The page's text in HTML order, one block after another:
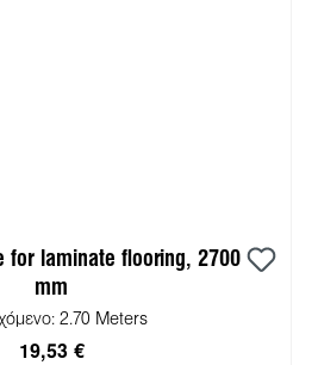
for laminate flooring, 2700
mm
2.70 Meters
19,53 €